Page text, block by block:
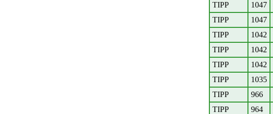
TIPP
1047
TIPP
1047
TIPP
1042
TIPP
1042
TIPP
1042
TIPP
1035
TIPP
966
TIPP
964